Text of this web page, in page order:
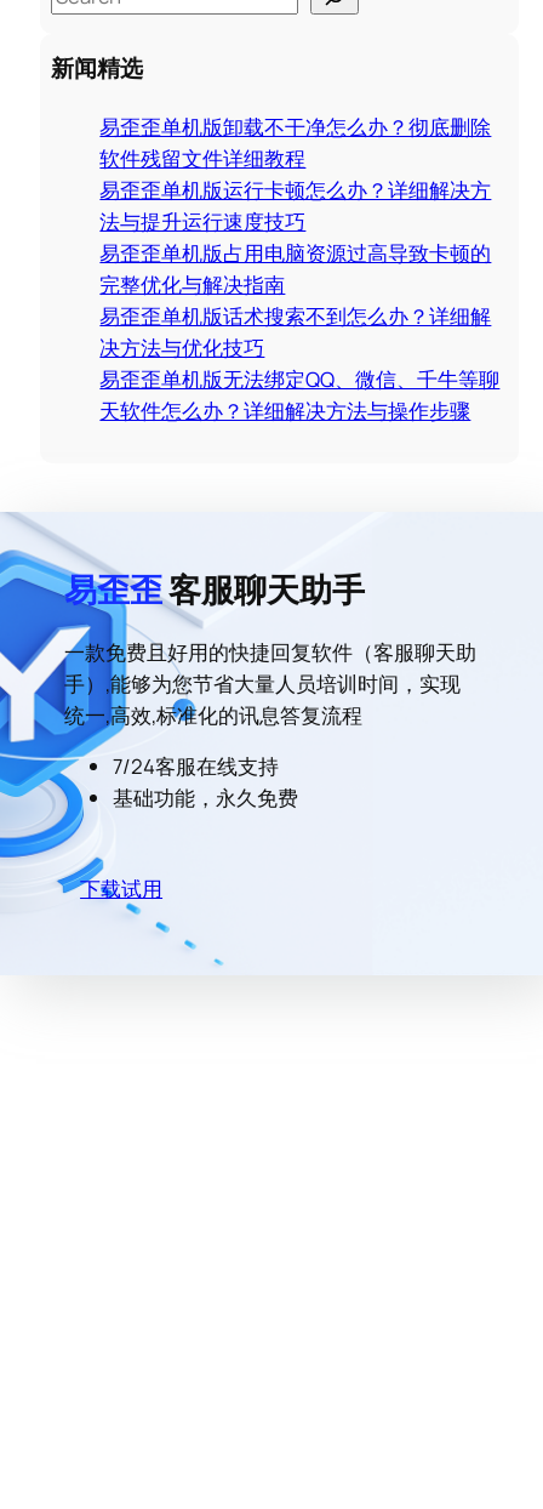
e
a
r
新闻精选
易歪歪单机版卸载不干净怎么办？彻底删除
软件残留文件详细教程
易歪歪单机版运行卡顿怎么办？详细解决方
法与提升运行速度技巧
易歪歪单机版占用电脑资源过高导致卡顿的
完整优化与解决指南
易歪歪单机版话术搜索不到怎么办？详细解
决方法与优化技巧
易歪歪单机版无法绑定QQ、微信、千牛等聊
天软件怎么办？详细解决方法与操作步骤
易歪歪客服聊天助手
一款免费且好用的快捷回复软件（客服聊天助
手）,能够为您节省大量人员培训时间，实现
统一,高效,标准化的讯息答复流程
7/24客服在线支持
基础功能，永久免费
下载试用